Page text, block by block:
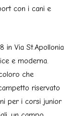
con i cani e
in Via St.Apollonia
e moderna.
che
riservato
per i corsi junior